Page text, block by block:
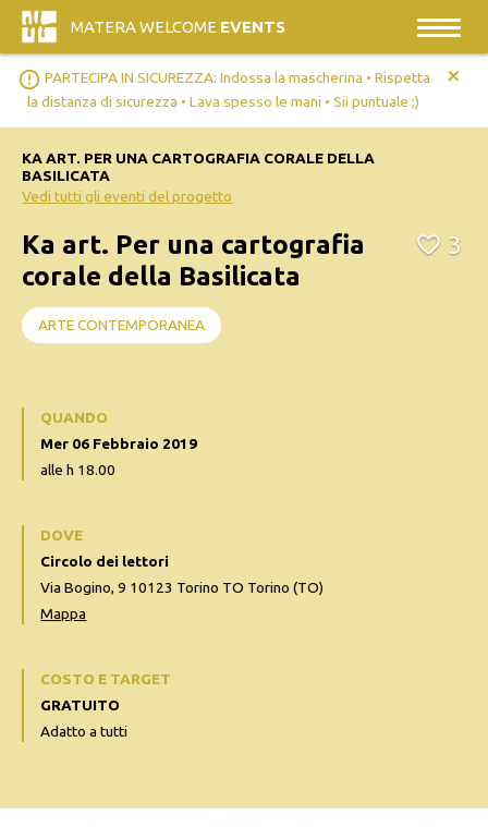
MATERA WELCOME EVENTS
error_outline PARTECIPA IN SICUREZZA: Indossa la mascherina • Rispetta
la distanza di sicurezza • Lava spesso le mani • Sii puntuale ;)
+
KA ART. PER UNA CARTOGRAFIA CORALE DELLA
BASILICATA
Vedi tutti gli eventi del progetto
Ka art. Per una cartografia
corale della Basilicata
3
ARTE CONTEMPORANEA
QUANDO
Mer 06 Febbraio 2019
alle h 18.00
DOVE
Circolo dei lettori
Via Bogino, 9 10123 Torino TO Torino (TO)
Mappa
COSTO E TARGET
GRATUITO
Adatto a tutti